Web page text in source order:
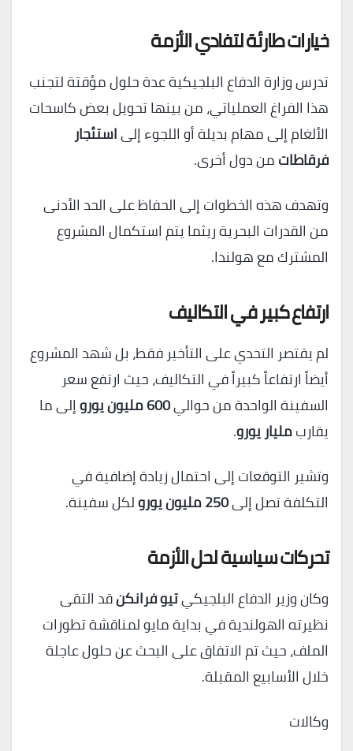
خيارات طارئة لتفادي الأزمة
تدرس وزارة الدفاع البلجيكية عدة حلول مؤقتة لتجنب
هذا الفراغ العملياتي، من بينها تحويل بعض كاسحات
الألغام إلى مهام بديلة أو اللجوء إلىاستئجار
فرقاطاتمن دول أخرى.
وتهدف هذه الخطوات إلى الحفاظ على الحد الأدنى
من القدرات البحرية ريثما يتم استكمال المشروع
المشترك مع هولندا.
ارتفاع كبير في التكاليف
لم يقتصر التحدي على التأخير فقط، بل شهد المشروع
أيضاً ارتفاعاً كبيراً في التكاليف، حيث ارتفع سعر
السفينة الواحدة من حوالي600 مليون يورو
إلى ما
يقاربمليار يورو.
وتشير التوقعات إلى احتمال زيادة إضافية في
التكلفة تصل إلى250 مليون يورو لكل سفينة.
تحركات سياسية لحل الأزمة
وكان وزير الدفاع البلجيكيتيو فرانكنقد التقى
نظيرته الهولندية في بداية مايو لمناقشة تطورات
الملف، حيث تم الاتفاق على البحث عن حلول عاجلة
خلال الأسابيع المقبلة.
وكالات